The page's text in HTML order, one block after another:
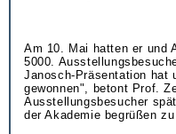
Am 10. Mai hatten er und
5000.
Janosch-Präsentation hat
gewonnen", betont Prof.
Ausstellungsbesucher
der Akademie begrüßen